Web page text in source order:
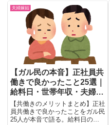
夫婦嫁姑
【ガル民の本音】正社員共
働きで良かったこと25選｜
給料日・世帯年収・夫婦対
等のリアル
【共働きのメリットまとめ】正社
員共働きで良かったことをガル民
25人が本音で語る。給料日の喜